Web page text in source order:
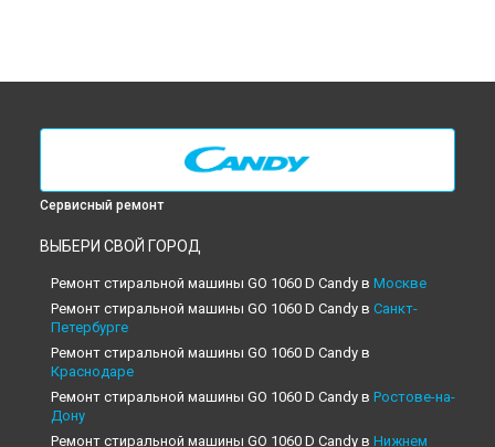
Сервисный ремонт
ВЫБЕРИ СВОЙ ГОРОД
Ремонт стиральной машины GO 1060 D Candy в Москве
Ремонт стиральной машины GO 1060 D Candy в Санкт-
Петербурге
Ремонт стиральной машины GO 1060 D Candy в
Краснодаре
Ремонт стиральной машины GO 1060 D Candy в Ростове-на-
Дону
Ремонт стиральной машины GO 1060 D Candy в Нижнем